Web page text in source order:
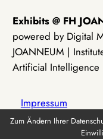
Exhibits @ FH
powered by Digital
JOANNEUM |
Artificial Intelligence
Impressum
Zum Ändern Ihrer